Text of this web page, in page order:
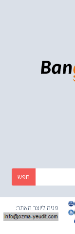
פניה ליוצר האתר: